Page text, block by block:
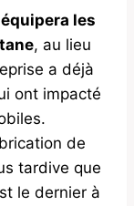
équipera les
, au lieu
a déjà
ont impacté
de
tardive que
le dernier à